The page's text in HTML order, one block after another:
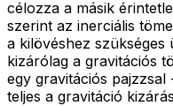
célozza a másik
szerint az inerciális
a kilövéshez szükséges
kizárólag a gravitációs
egy gravitációs
teljes a gravitáció